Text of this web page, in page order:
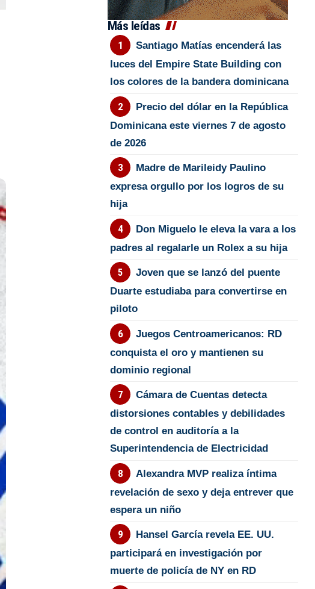
Más leídas
Santiago Matías encenderá las
luces del Empire State Building con
los colores de la bandera dominicana
Precio del dólar en la República
Dominicana este viernes 7 de agosto
de 2026
Madre de Marileidy Paulino
expresa orgullo por los logros de su
hija
Don Miguelo le eleva la vara a los
padres al regalarle un Rolex a su hija
Joven que se lanzó del puente
Duarte estudiaba para convertirse en
piloto
Juegos Centroamericanos: RD
conquista el oro y mantienen su
dominio regional
Cámara de Cuentas detecta
distorsiones contables y debilidades
de control en auditoría a la
Superintendencia de Electricidad
Alexandra MVP realiza íntima
revelación de sexo y deja entrever que
espera un niño
Hansel García revela EE. UU.
participará en investigación por
muerte de policía de NY en RD